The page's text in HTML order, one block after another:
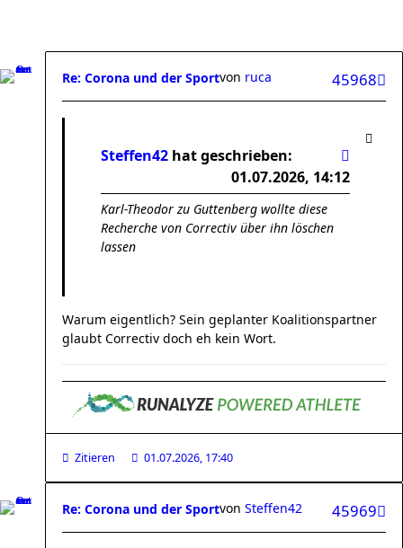
Re: Corona und der Sport 45968
von ruca
Steffen42 hat geschrieben:
01.07.2026, 14:12
Karl-Theodor zu Guttenberg wollte diese
Recherche von Correctiv über ihn löschen
lassen
Warum eigentlich? Sein geplanter Koalitionspartner
glaubt Correctiv doch eh kein Wort.
Zitieren 01.07.2026, 17:40
Re: Corona und der Sport 45969
von Steffen42